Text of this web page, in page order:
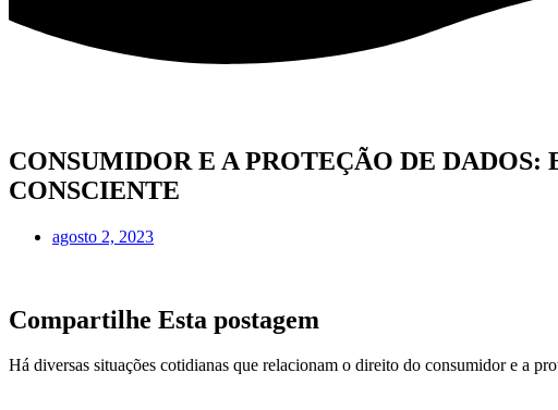
CONSUMIDOR E A PROTEÇÃO DE
CONSCIENTE
agosto 2, 2023
Compartilhe Esta postagem
Há diversas situações cotidianas que relacionam o direito do consumidor e a